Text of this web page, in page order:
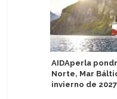
AIDAperla
Norte, Mar
invierno de